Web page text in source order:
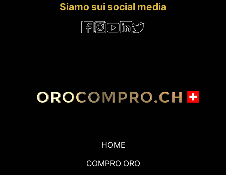
Siamo sui social media
HOME
COMPRO ORO